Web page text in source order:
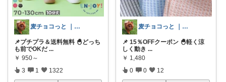
麦チョコっと ｜ キッズ＆ベビー 夏
📌プチプラ＆送料無料 🐣どっち
も前でOKだ ...
￥ 950～
3 1 1322
麦チョコっと ｜ キッズ＆ベビー 夏
📌 15％OFFクーポン 🐣軽く涼
しく動き ...
￥ 1,480
0 0 12